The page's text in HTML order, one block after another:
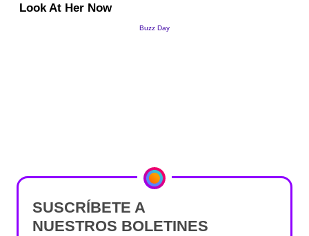
SUSCRÍBETE A
NUESTROS BOLETINES